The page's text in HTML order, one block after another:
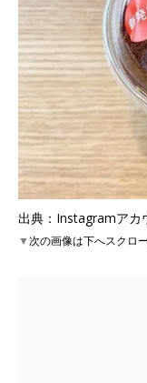
出典：Instagramアカ
▼次の画像は下へスクロ